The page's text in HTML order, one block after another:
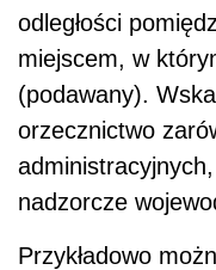
odległości
miejscem, w
(podawany).
orzecznictwo
nadzorcze
Przykładowo